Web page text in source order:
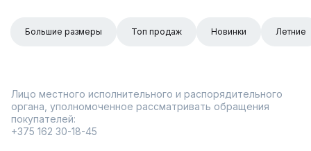
Большие размеры Топ продаж Новинки Летние
Лицо местного исполнительного и распорядительного
органа, уполномоченное рассматривать обращения
покупателей:
+375 162 30-18-45